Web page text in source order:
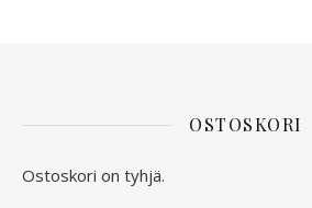
OSTOSKORI
Ostoskori on tyhjä.